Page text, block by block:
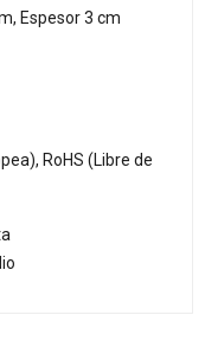
Espesor 3 cm
RoHS (Libre de